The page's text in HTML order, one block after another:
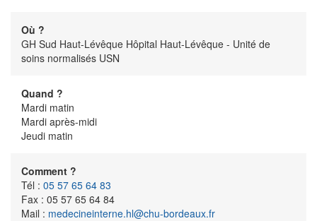
Où ?
GH Sud Haut-Lévêque Hôpital Haut-Lévêque - Unité de
soins normalisés USN
Quand ?
Mardi matin
Mardi après-midi
Jeudi matin
Comment ?
Tél : 05 57 65 64 83
Fax : 05 57 65 64 84
Mail : medecineinterne.hl@chu-bordeaux.fr